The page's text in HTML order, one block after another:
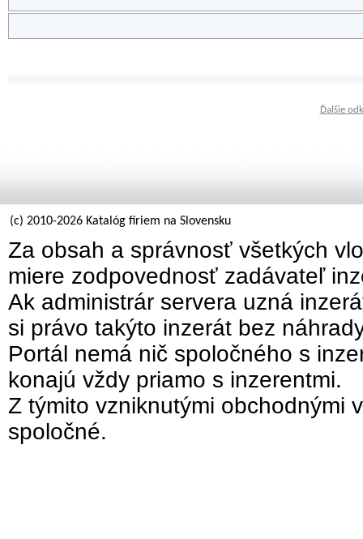
Ďalšie
(c) 2010-2026 Katalóg firiem na Slovensku
Za obsah a správnosť všetkých
miere zodpovednosť zadávateľ
Ak administrár servera uzná
si právo takýto inzerát bez
Portál nemá nič spoločného s
konajú vždy priamo s inzerentmi.
Z týmito vzniknutými obchodnými
spoločné.